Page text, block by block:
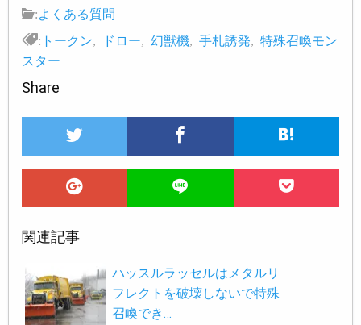
: よくある質問
: トークン ドロー 幻獣機 手札誘発
特殊召喚モン
スター
Share
関連記事
ハッスルラッセルはメタルリ
フレクトを破壊しないで特殊
召喚でき…